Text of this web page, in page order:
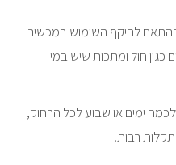
להיקף השימוש במכשיר
כגון חול ומתכות שיש במי
ימים או שבוע לכל הרחוק,